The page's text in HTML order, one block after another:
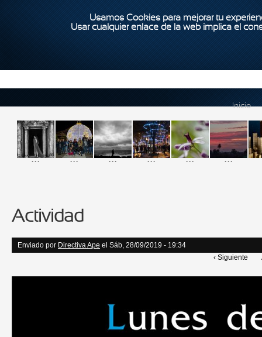
Usamos Cookies para mejorar tu
Usar cualquier enlace de la web implica el
Inicio
... ... ... ... ... ...
Actividad
Enviado por Directiva Ape el Sáb, 28/09/2019 - 19:34
‹ Siguiente